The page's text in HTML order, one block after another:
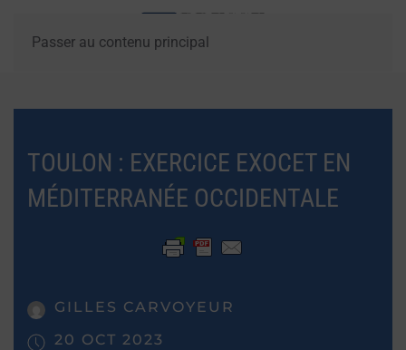
Passer au contenu principal
TOULON : EXERCICE EXOCET EN
MÉDITERRANÉE OCCIDENTALE
GILLES CARVOYEUR
20 OCT 2023